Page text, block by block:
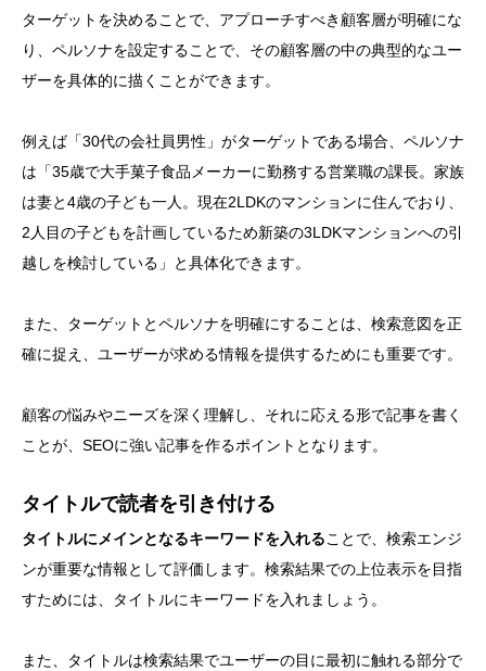
ターゲットを決めることで、アプローチすべき顧客層が明確にな
り、ペルソナを設定することで、その顧客層の中の典型的なユー
ザーを具体的に描くことができます。
例えば「30代の会社員男性」がターゲットである場合、ペルソナ
は「35歳で大手菓子食品メーカーに勤務する営業職の課長。家族
は妻と4歳の子ども一人。現在2LDKのマンションに住んでおり、
2人目の子どもを計画しているため新築の3LDKマンションへの引
越しを検討している」と具体化できます。
また、ターゲットとペルソナを明確にすることは、検索意図を正
確に捉え、ユーザーが求める情報を提供するためにも重要です。
顧客の悩みやニーズを深く理解し、それに応える形で記事を書く
ことが、SEOに強い記事を作るポイントとなります。
タイトルで読者を引き付ける
タイトルにメインとなるキーワードを入れることで、検索エンジ
ンが重要な情報として評価します。検索結果での上位表示を目指
すためには、タイトルにキーワードを入れましょう。
また、タイトルは検索結果でユーザーの目に最初に触れる部分で